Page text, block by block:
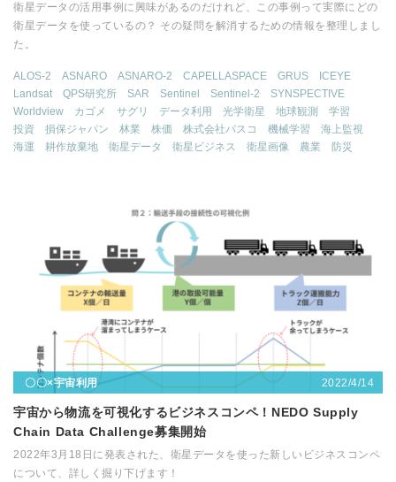
衛星データの活用事例に興味があるのだけれど、この事例って実際にどの
衛星データを使っているの？ その疑問を解消するための情報を整理しまし
た。
ALOS-2 ASNARO ASNARO-2 CAPELLASPACE GRUS
ICEYE
Landsat
QPS研究所 SAR Sentinel Sentinel-2
SYNSPECTIVE
Worldview
カゴメ サグリ データ利用 光学衛星 地球観測
学習
投資
損保ジャパン 林業 株価 株式会社パスコ 機械学習
海上監視
海運
耕作放棄地 衛星データ 衛星ビジネス 衛星画像 農業 防災
〇〇×宇宙利用 2022/4/14
宇宙から物流を可視化するビジネスコンペ！NEDO Supply
Chain Data Challenge募集開始
2022年3月18日に発表された、衛星データを使った新しいビジネスコンペ
について、詳しく掘り下げます！